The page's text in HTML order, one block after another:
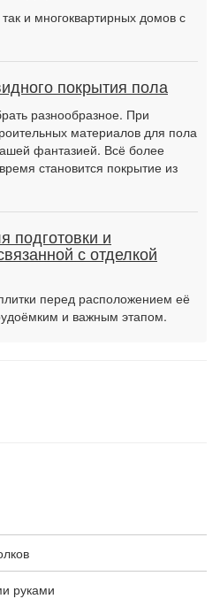
и многоквартирных домов с
покрытия пола
разнообразное. При
материалов для пола
фантазией. Всё более
становится покрытие из
подготовки и
с отделкой
перед расположением её
и важным этапом.
руками